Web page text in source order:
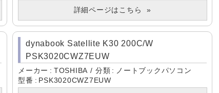
詳細ページはこちら
dynabook Satellite K30 200C/W
PSK3020CWZ7EUW
メーカー TOSHIBA 分類
ノートブックパソコン
型番
PSK3020CWZ7EUW